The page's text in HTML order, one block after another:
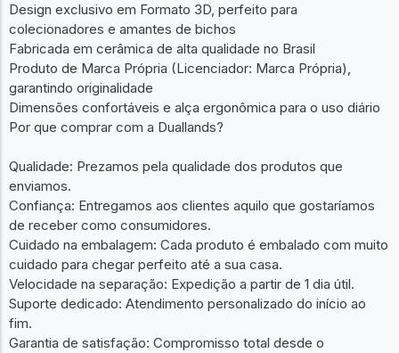
Design exclusivo em Formato 3D, perfeito para
colecionadores e amantes de bichos
Fabricada em cerâmica de alta qualidade no Brasil
Produto de Marca Própria (Licenciador: Marca Própria),
garantindo originalidade
Dimensões confortáveis e alça ergonômica para o uso diário
Por que comprar com a Duallands?
Qualidade: Prezamos pela qualidade dos produtos que
enviamos.
Confiança: Entregamos aos clientes aquilo que gostaríamos
de receber como consumidores.
Cuidado na embalagem: Cada produto é embalado com muito
cuidado para chegar perfeito até a sua casa.
Velocidade na separação: Expedição a partir de 1 dia útil.
Suporte dedicado: Atendimento personalizado do início ao
fim.
Garantia de satisfação: Compromisso total desde o